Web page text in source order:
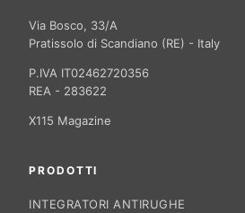
Via Bosco, 33/A
Pratissolo di Scandiano (RE) - Italy
P.IVA IT02462720356
REA - 283622
X115 Magazine
PRODOTTI
INTEGRATORI ANTIRUGHE